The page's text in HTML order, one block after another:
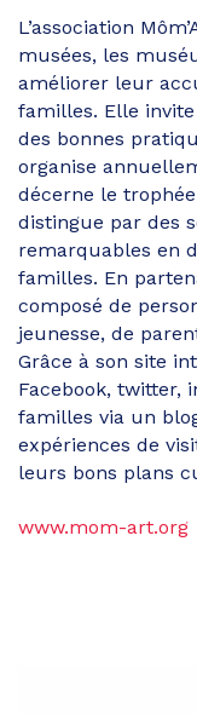
L’association
musées, les
améliorer leur
familles. Elle
des bonnes
organise
décerne le
distingue par des
remarquables en
familles. En
composé de
jeunesse, de
Grâce à son site
Facebook, twitter,
familles via un
expériences de
leurs bons plans
www.mom-art.org